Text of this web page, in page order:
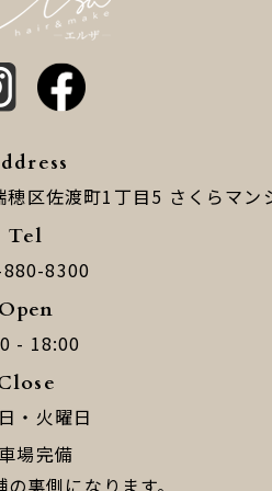
穂区佐渡町1丁目5 さくらマン
Tel
8300
Open
- 18:00
・火曜日
場完備
裏側になります。